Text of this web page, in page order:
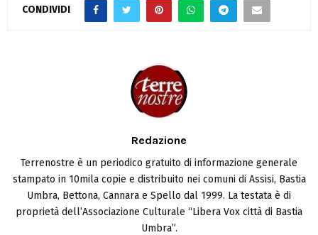
CONDIVIDI
Redazione
Terrenostre è un periodico gratuito di informazione generale
stampato in 10mila copie e distribuito nei comuni di Assisi, Bastia
Umbra, Bettona, Cannara e Spello dal 1999. La testata è di
proprietà dell’Associazione Culturale “Libera Vox città di Bastia
Umbra”.